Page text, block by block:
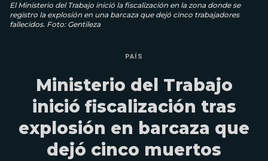
El Ministerio del Trabajo inició la fiscalización en la zona donde se
registro la explosión en una barcaza que dejó cinco trabajadores
fallecidos. Foto: Gentileza
PAÍS
Ministerio del Trabajo
inició fiscalización tras
explosión en barcaza que
dejó cinco muertos